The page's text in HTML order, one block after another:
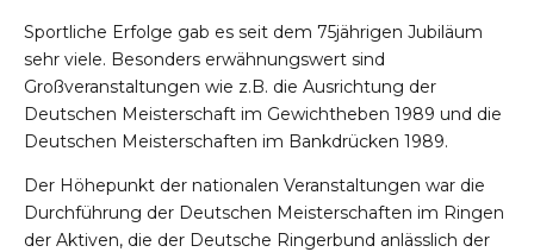
Sportliche Erfolge gab es seit dem 75jährigen Jubiläum
sehr viele. Besonders erwähnungswert sind
Großveranstaltungen wie z.B. die Ausrichtung der
Deutschen Meisterschaft im Gewichtheben 1989 und die
Deutschen Meisterschaften im Bankdrücken 1989.
Der Höhepunkt der nationalen Veranstaltungen war die
Durchführung der Deutschen Meisterschaften im Ringen
der Aktiven, die der Deutsche Ringerbund anlässlich der